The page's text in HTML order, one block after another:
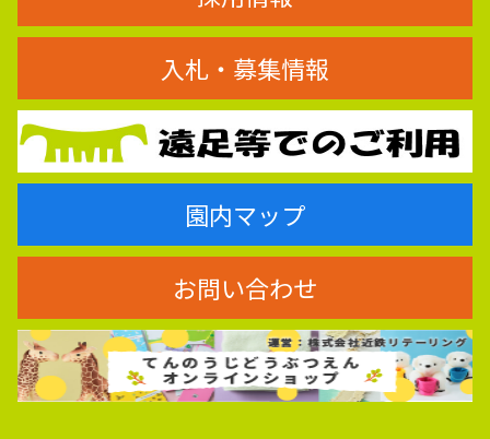
入札・募集情報
園内マップ
お問い合わせ